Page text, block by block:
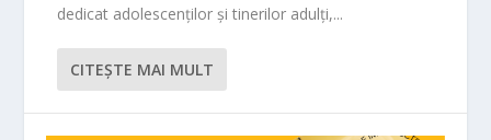
dedicat adolescenților și tinerilor adulți,...
CITEŞTE MAI MULT